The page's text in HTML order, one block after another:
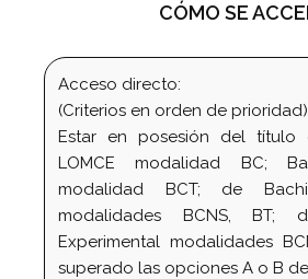
CÓMO SE
Acceso directo:
(Criterios en orden de prioridad)
Estar en posesión del título
LOMCE modalidad BC;
modalidad BCT; de
modalidades BCNS, BT;
Experimental modalidades
superado las opciones A o B